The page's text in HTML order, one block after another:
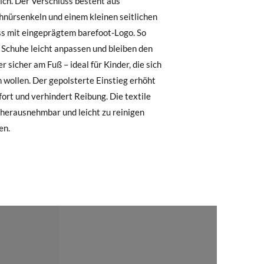
Sie ganz einfach eine kostenlose
zu starten. Wenn Sie als Gast bestellt
sowie die beim Kauf verwendete E-
gesendet.